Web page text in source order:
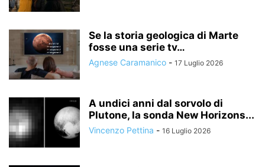
Se la storia geologica di Marte
fosse una serie tv…
Agnese Caramanico - 17 Luglio 2026
A undici anni dal sorvolo di
Plutone, la sonda New Horizons...
Vincenzo Pettina - 16 Luglio 2026